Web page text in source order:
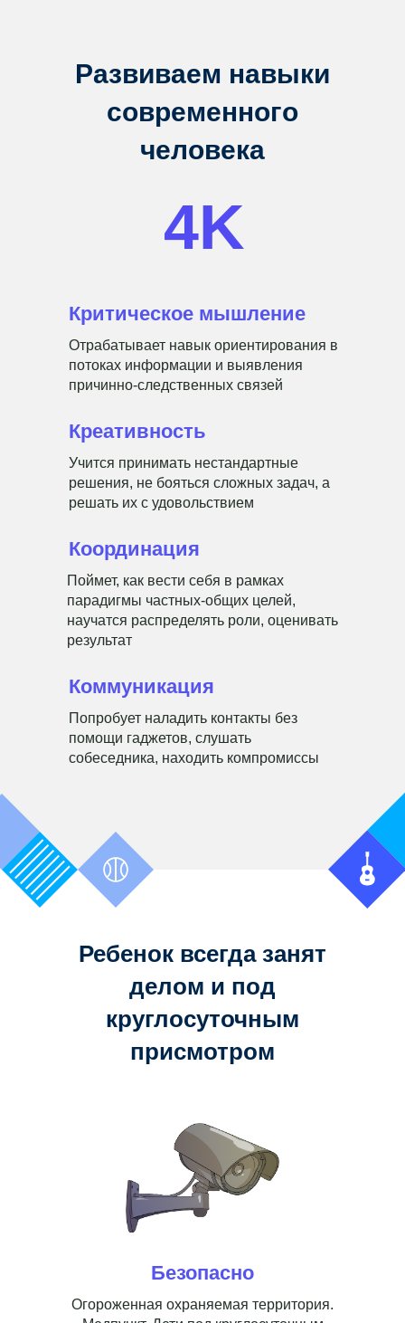
Развиваем навыки
современного
человека
4K
Критическое мышление
Отрабатывает навык ориентирования в
потоках информации и выявления
причинно-следственных связей
Креативность
Учится принимать нестандартные
решения, не бояться сложных задач, а
решать их с удовольствием
Координация
Поймет, как вести себя в рамках
парадигмы частных-общих целей,
научатся распределять роли, оценивать
результат
Коммуникация
Попробует наладить контакты без
помощи гаджетов, слушать
собеседника, находить компромиссы
Ребенок всегда занят
делом и под
круглосуточным
присмотром
Безопасно
Огороженная охраняемая территория.